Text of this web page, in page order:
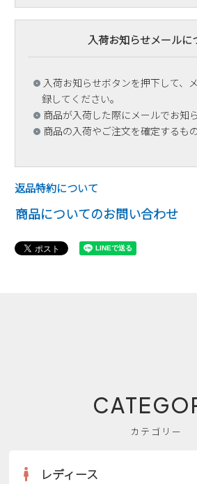
入荷お知らせメールに
入荷お知らせボタンを押下して、
録してください。
商品が入荷した際にメールでお知
商品の入荷やご注文を確定するも
返品特約について
商品についてのお問い合わせ
カテゴリー
レディース